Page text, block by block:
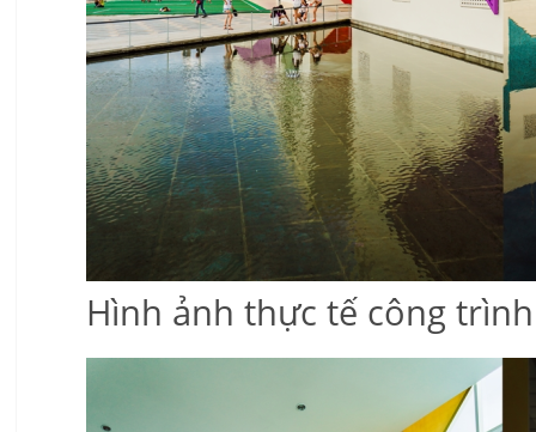
Hình ảnh thực tế công